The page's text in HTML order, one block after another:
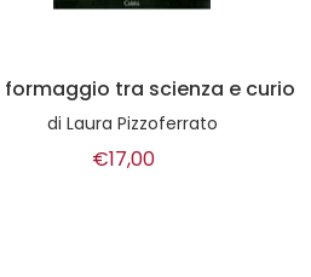
tra scienza e curiosità
Pizzoferrato